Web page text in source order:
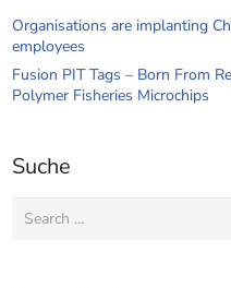
Organisations are implanting
employees
Fusion PIT Tags – Born From
Polymer Fisheries Microchips
Suche
Search